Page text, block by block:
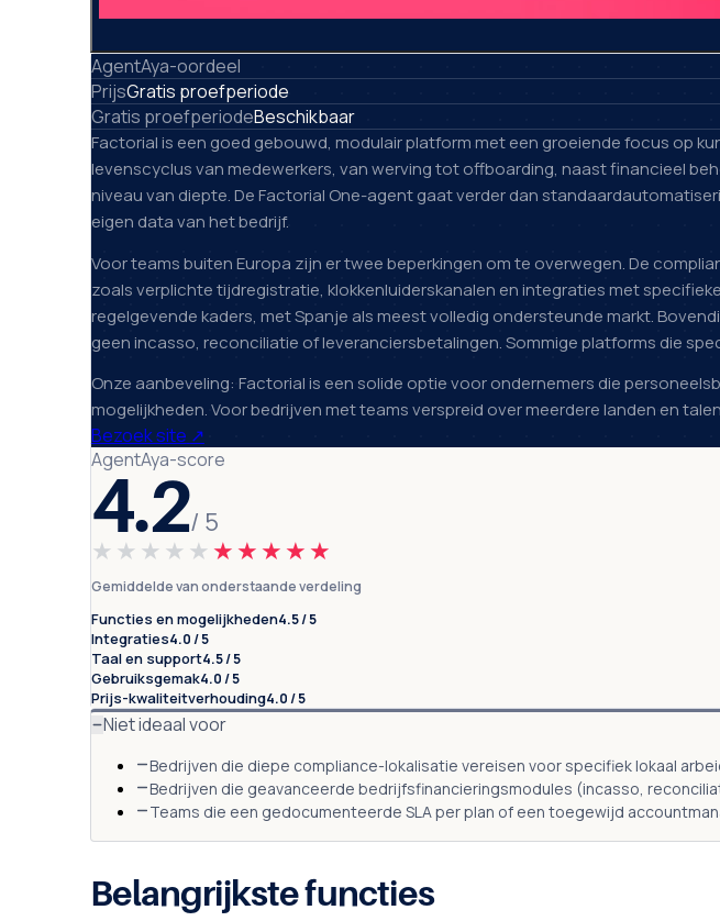
AgentAya-oordeel
PrijsGratis proefperiode
Gratis proefperiodeBeschikbaar
Factorial is een goed gebouwd, modulair platform met een groeiende focus op
levenscyclus van medewerkers, van werving tot offboarding, naast financieel
niveau van diepte. De Factorial One-agent gaat verder dan
eigen data van het bedrijf.
Voor teams buiten Europa zijn er twee beperkingen om te overwegen. De
zoals verplichte tijdregistratie, klokkenluiderskanalen en integraties met
regelgevende kaders, met Spanje als meest volledig ondersteunde markt.
geen incasso, reconciliatie of leveranciersbetalingen. Sommige platforms die
Onze aanbeveling: Factorial is een solide optie voor ondernemers die
mogelijkheden. Voor bedrijven met teams verspreid over meerdere landen en
Bezoek site ↗
AgentAya-score
4.2/ 5
★★★★★ ★★★★★
Gemiddelde van onderstaande verdeling
Functies en mogelijkheden4.5 / 5
Integraties4.0 / 5
Taal en support4.5 / 5
Gebruiksgemak4.0 / 5
Prijs-kwaliteitverhouding4.0 / 5
Niet ideaal voor
Bedrijven die diepe compliance-lokalisatie vereisen voor specifiek lokaal
Bedrijven die geavanceerde bedrijfsfinancieringsmodules (incasso,
Teams die een gedocumenteerde SLA per plan of een toegewijd
Belangrijkste functies